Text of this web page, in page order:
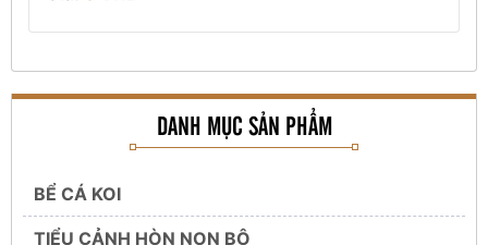
DANH MỤC SẢN PHẨM
BỂ CÁ KOI
TIỂU CẢNH HÒN NON BỘ